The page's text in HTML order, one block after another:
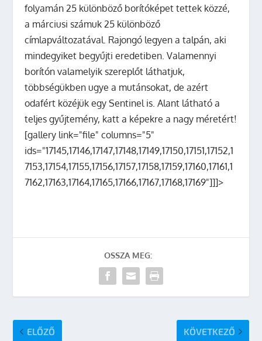
folyamán 25 különböző borítóképet tettek közzé,
a márciusi számuk 25 különböző
címlapváltozatával. Rajongó legyen a talpán, aki
mindegyiket begyűjti eredetiben. Valamennyi
borítón valamelyik szereplőt láthatjuk,
többségükben ugye a mutánsokat, de azért
odafért közéjük egy Sentinel is. Alant látható a
teljes gyűjtemény, katt a képekre a nagy méretért!
[gallery link="file" columns="5"
ids="17145,17146,17147,17148,17149,17150,17151,17152,1
7153,17154,17155,17156,17157,17158,17159,17160,17161,1
7162,17163,17164,17165,17166,17167,17168,17169"]]]>
OSSZA MEG:
ELŐZŐ KÖVETKEZŐ